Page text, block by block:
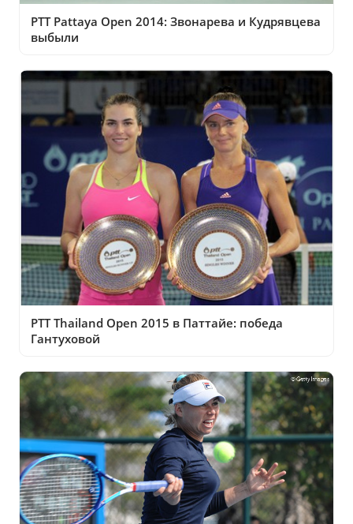
PTT Pattaya Open 2014: Звонарева и Кудрявцева
выбыли
PTT Thailand Open 2015 в Паттайе: победа
Гантуховой